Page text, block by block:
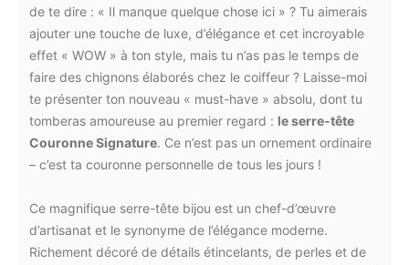
de te dire : « Il manque quelque chose ici » ? Tu aimerais
ajouter une touche de luxe, d’élégance et cet incroyable
effet « WOW » à ton style, mais tu n’as pas le temps de
faire des chignons élaborés chez le coiffeur ? Laisse-moi
te présenter ton nouveau « must-have » absolu, dont tu
tomberas amoureuse au premier regard : le serre-tête
Couronne Signature. Ce n’est pas un ornement ordinaire
– c’est ta couronne personnelle de tous les jours !
Ce magnifique serre-tête bijou est un chef-d’œuvre
d’artisanat et le synonyme de l’élégance moderne.
Richement décoré de détails étincelants, de perles et de